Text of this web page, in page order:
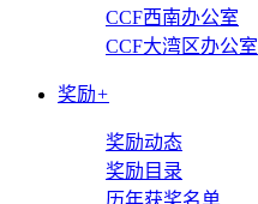
CCF西南办公室
CCF大湾区办公室
奖励+
奖励动态
奖励目录
历年获奖名单